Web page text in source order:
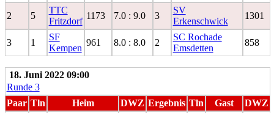
2 5
TTC
Fritzdorf
1173 7.0 : 9.0 3
SV
Erkenschwick
1301
3 1
SF
Kempen
961 8.0 : 8.0 2
SC Rochade
Emsdetten
858
18. Juni 2022 09:00
Runde 3
Paar Tln Heim DWZ Ergebnis Tln Gast DWZ